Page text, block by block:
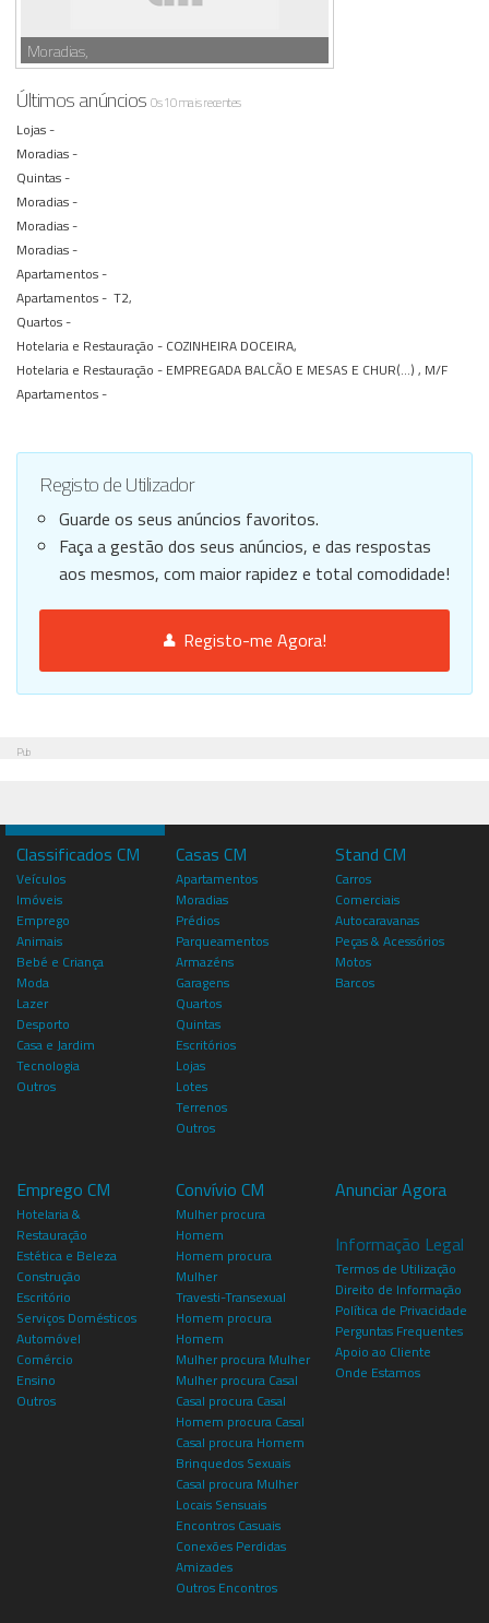
Moradias,
Últimos anúnciosOs 10 mais recentes
Lojas -
Moradias -
Quintas -
Moradias -
Moradias -
Moradias -
Apartamentos -
Apartamentos - T2,
Quartos -
Hotelaria e Restauração - COZINHEIRA DOCEIRA,
Hotelaria e Restauração - EMPREGADA BALCÃO E MESAS E CHUR(...) , M/F
Apartamentos -
Registo de Utilizador
Guarde os seus anúncios favoritos.
Faça a gestão dos seus anúncios, e das respostas
aos mesmos, com maior rapidez e total comodidade!
Registo-me Agora!
Pub
Classificados CM
Veículos
Imóveis
Emprego
Animais
Bebé e Criança
Moda
Lazer
Desporto
Casa e Jardim
Tecnologia
Outros
Casas CM
Apartamentos
Moradias
Prédios
Parqueamentos
Armazéns
Garagens
Quartos
Quintas
Escritórios
Lojas
Lotes
Terrenos
Outros
Stand CM
Carros
Comerciais
Autocaravanas
Peças & Acessórios
Motos
Barcos
Emprego CM
Hotelaria &
Restauração
Estética e Beleza
Construção
Escritório
Serviços Domésticos
Automóvel
Comércio
Ensino
Outros
Convívio CM
Mulher procura
Homem
Homem procura
Mulher
Travesti-Transexual
Homem procura
Homem
Mulher procura Mulher
Mulher procura Casal
Casal procura Casal
Homem procura Casal
Casal procura Homem
Brinquedos Sexuais
Casal procura Mulher
Locais Sensuais
Encontros Casuais
Conexões Perdidas
Amizades
Outros Encontros
Anunciar Agora
Informação Legal
Termos de Utilização
Direito de Informação
Política de Privacidade
Perguntas Frequentes
Apoio ao Cliente
Onde Estamos